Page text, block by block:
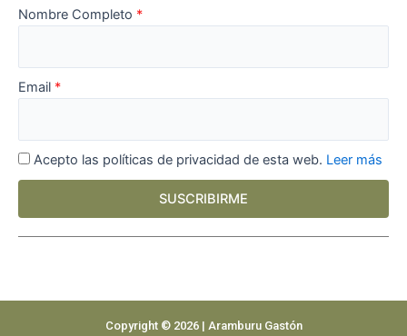
Nombre Completo
Email
Acepto las políticas de privacidad de esta web. Leer más
SUSCRIBIRME
Copyright © 2026 | Aramburu Gastón